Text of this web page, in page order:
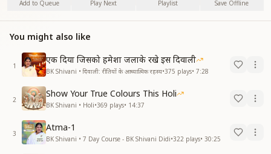
Add to Queue Play Next Playlist Save Offline
You might also like
1
एक दिया जिसको हमेशा जलाके रखे इस दिवाली
BK Shivani • दिवाली: रीतियों के आध्यात्मिक रहस्य•375 plays• 7:28
2
Show Your True Colours This Holi
BK Shivani • Holi•369 plays• 14:37
3
Atma-1
BK Shivani • 7 Day Course - BK Shivani Didi•322 plays• 30:25